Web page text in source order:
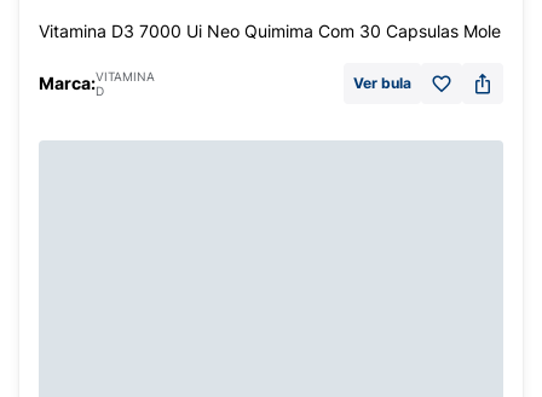
Vitamina D3 7000 Ui Neo Quimima Com 30 Capsulas Mole
Marca:VITAMINA
D
Ver bula